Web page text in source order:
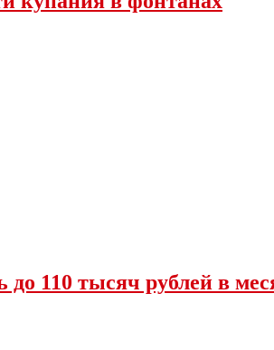
до 110 тысяч рублей в